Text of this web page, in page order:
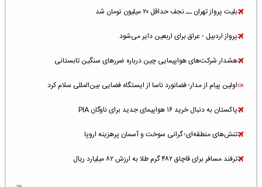
بلیت پرواز تهران ــ نجف حداقل ۲۰ میلیون تومان شد
پرواز اردبیل - عراق برای اربعین دایر می‌شود
هشدار شرکت‌های هواپیمایی چین درباره ضررهای سنگین تابستانی
اولین پیام از مدار؛ فضانورد ناسا از ایستگاه فضایی بین‌المللی سلام کرد
پاکستان به دنبال خرید ۱۶ هواپیمای جدید برای ناوگان PIA
تنش‌های منطقه‌ای؛ گرانی سوخت و آسمان پرهزینه اروپا
ترفند مسافر برای قاچاق ۴۸۲ گرم طلا به ارزش ۸۲ میلیارد ریال